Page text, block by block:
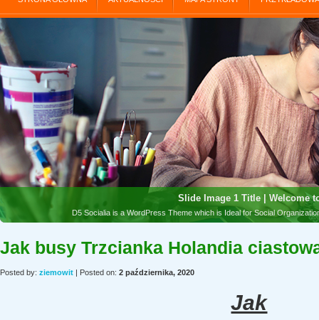
Jak busy Trzcianka Holandia
Posted by: ziemowit | Posted on: 2 października, 2020
Jak